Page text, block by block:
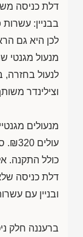
דלת כניסה
בבניין:
לכן היא גם
מנעול מגנטי
לנעול
וצילינדר
מנעולים
עולים ₪320
.
כולל התקנה.
דלת כניסה
ובניין עם
ברעננה חלק